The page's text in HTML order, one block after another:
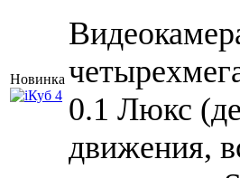
Новинка
0.1 Люкс
движения,